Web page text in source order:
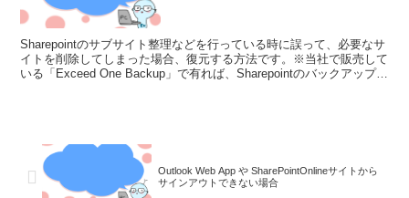
Sharepointのサブサイト整理などを行っている時に誤って、必要なサ
イトを削除してしまった場合、復元する方法です。※当社で販売して
いる「Exceed One Backup」で有れば、Sharepointのバックアップを
Outlook Web App や SharePointOnlineサイトから
サインアウトできない場合